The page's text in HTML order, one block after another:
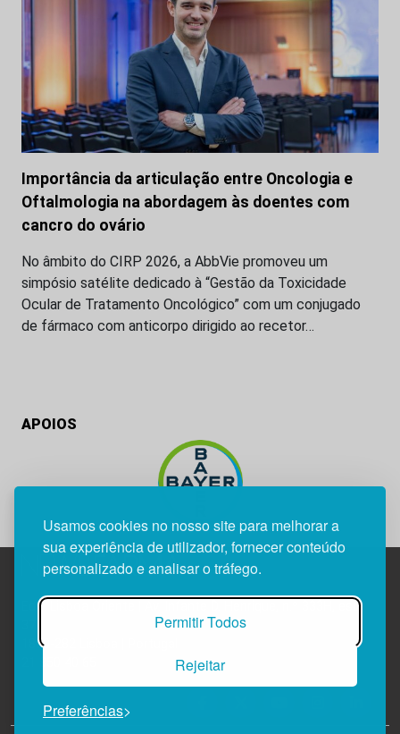
Usamos cookies no nosso site para melhorar a
sua experiência de utilizador, fornecer conteúdo
personalizado e analisar o tráfego.
Permitir Todos
Rejeitar
Preferências
Importância da articulação entre Oncologia e
Oftalmologia na abordagem às doentes com
cancro do ovário
No âmbito do CIRP 2026, a AbbVie promoveu um
simpósio satélite dedicado à “Gestão da Toxicidade
Ocular de Tratamento Oncológico” com um conjugado
de fármaco com anticorpo dirigido ao recetor…
APOIOS
Edif. Lisboa Oriente | Av. Infante D. Henrique, n.º 333H, esc.
1800-282 Lisboa | Portugal